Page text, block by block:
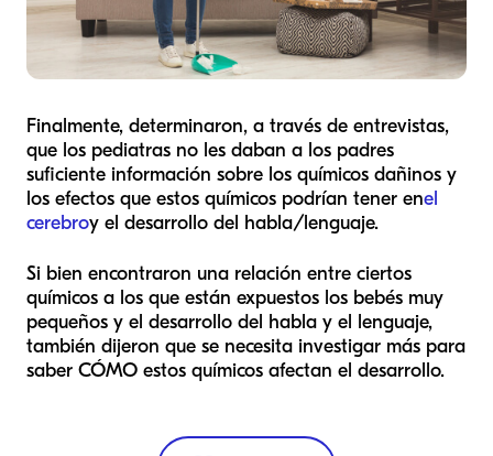
Finalmente, determinaron, a través de entrevistas,
que los pediatras no les daban a los padres
suficiente información sobre los químicos dañinos y
los efectos que estos químicos podrían tener enel
cerebroy el desarrollo del habla/lenguaje.
Si bien encontraron una relación entre ciertos
químicos a los que están expuestos los bebés muy
pequeños y el desarrollo del habla y el lenguaje,
también dijeron que se necesita investigar más para
saber CÓMO estos químicos afectan el desarrollo.